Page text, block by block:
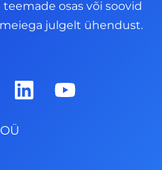
osas või soovid
julgelt ühendust.
L
i
Y
o